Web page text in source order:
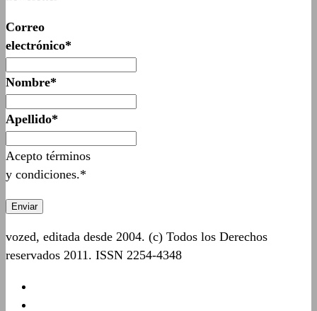
Correo
electrónico*
Nombre*
Apellido*
Acepto términos
y condiciones.*
vozed, editada desde 2004. (c) Todos los Derechos
reservados 2011. ISSN 2254-4348